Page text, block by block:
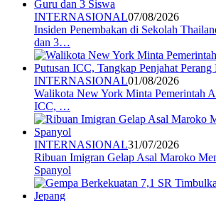
INTERNASIONAL07/08/2026
Insiden Penembakan di Sekolah
dan 3…
INTERNASIONAL01/08/2026
Walikota New York Minta Pemerintah
ICC, …
INTERNASIONAL31/07/2026
Ribuan Imigran Gelap Asal Maroko
Spanyol